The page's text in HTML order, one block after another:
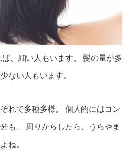
、細い人もいます。
髪の量が多
ない人もいます。
れで多種多様。
個人的にはコン
も、
周りからしたら、うらやま
ね。